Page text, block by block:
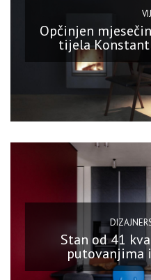
Opčinjen
tijela
Stan od 41
putovanjima